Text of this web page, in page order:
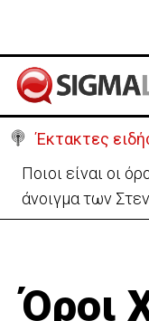
Έκτακτες
Ποιοι είναι οι
άνοιγμα των
Όροι